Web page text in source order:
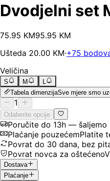
Dvodjelni set
75.95 KM95.95 KM
Ušteda 20.00 KM·+75
Veličina
S M
L
Tabela dimenzijaSve mjere smo
1
Odaberite opcije
Poručite do 13h — šaljemo
Plaćanje pouzećemPlatite
Povrat do 30 dana, bez
Povrat novca za oštećeno
Dostava
Plaćanje